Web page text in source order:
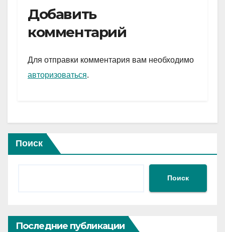
e
gr
a
m
er
s
A
p
и
Добавить
комментарий
Для отправки комментария вам необходимо
авторизоваться.
Поиск
Поиск
Последние публикации